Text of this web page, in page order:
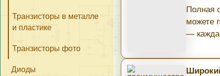
Полная
можете
—
Транзисторы в металле
и пластике
Транзисторы фото
Диоды